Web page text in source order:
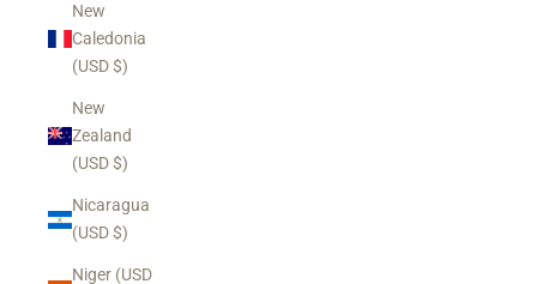
New
Caledonia
(USD $)
New
Zealand
(USD $)
Nicaragua
(USD $)
Niger (USD